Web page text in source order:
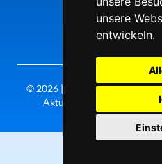
unsere
entwickeln.
© 2026 | Theatergemeinde
Aktualisierung: Samstag,